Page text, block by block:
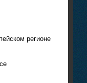
регионе